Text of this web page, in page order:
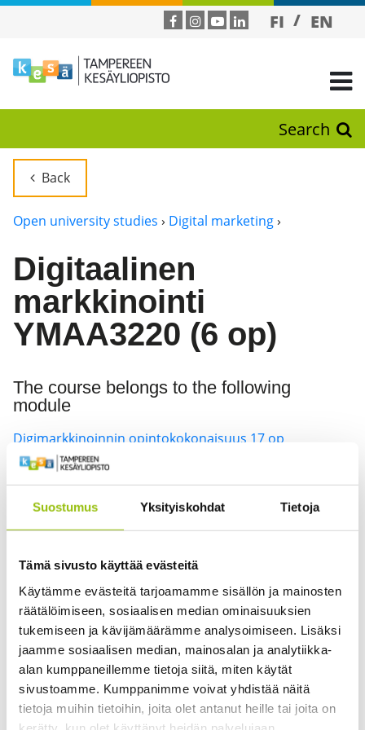
Suostumus Yksityiskohdat Tietoja
Tämä sivusto käyttää evästeitä
Käytämme evästeitä tarjoamamme sisällön ja mainosten
räätälöimiseen, sosiaalisen median ominaisuuksien
tukemiseen ja kävijämäärämme analysoimiseen. Lisäksi
jaamme sosiaalisen median, mainosalan ja analytiikka-
alan kumppaneillemme tietoja siitä, miten käytät
sivustoamme. Kumppanimme voivat yhdistää näitä
tietoja muihin tietoihin, joita olet antanut heille tai joita on
FI EN
Search
Back
Open university studies › Digital marketing›
Digitaalinen
markkinointi
YMAA3220 (6 op)
The course belongs to the following
module
Digimarkkinoinnin opintokokonaisuus 17 op
Kurssin opetuskieli on suomi, joten kurssin tiedot
löytyvät ainoastaan
suomenkieliseltä sivuiltamme.
availableonly in Finnish.
Juho-Petteri Rannankallio
6